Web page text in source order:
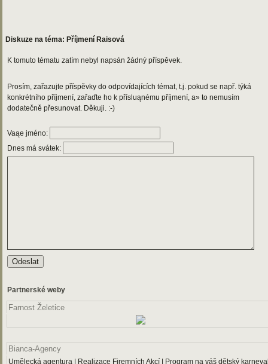
Diskuze na téma: Příjmení Raisová
K tomuto tématu zatím nebyl napsán žádný příspěvek.
Prosím, zařazujte příspěvky do odpovídajících témat, t.j. pokud se např. týká
konkrétního příjmení, zařaďte ho k přísluąnému příjmení, a» to nemusím
dodatečně přesunovat. Děkuji. :-)
Vaąe jméno:
Dnes má svátek:
Partnerské weby
Farnost Želetice
Bianca-Agency
Umělecká agentura | Realizace Firemních Akcí | Program na váš dětský